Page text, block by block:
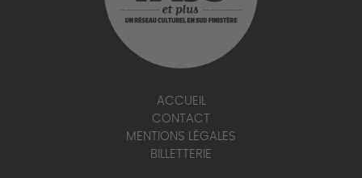
ACCUEIL
CONTACT
MENTIONS LÉGALES
BILLETTERIE